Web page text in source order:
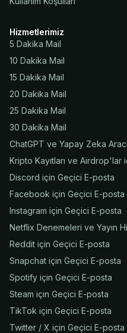
Hizmetlerimiz
5 Dakika Mail
10 Dakika Mail
15 Dakika Mail
20 Dakika Mail
25 Dakika Mail
30 Dakika Mail
ChatGPT ve Yapay Zeka
Kripto Kayıtları ve Airdrop'lar
Discord için Geçici E-posta
Facebook için Geçici E-posta
Instagram için Geçici E-posta
Netflix Denemeleri ve Yayın
Reddit için Geçici E-posta
Snapchat için Geçici E-posta
Spotify için Geçici E-posta
Steam için Geçici E-posta
TikTok için Geçici E-posta
Twitter / X için Geçici E-posta